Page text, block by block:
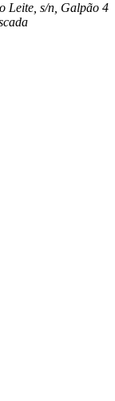
Leite, s/n, Galpão 4